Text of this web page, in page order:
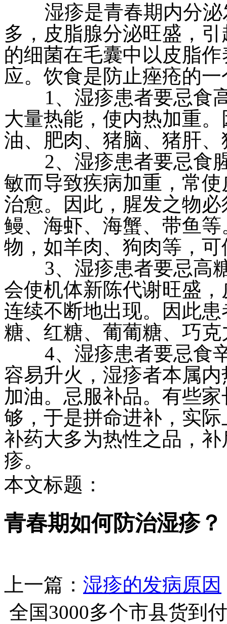
湿疹是青春期内分泌
多，皮脂腺分泌旺盛，
的细菌在毛囊中以皮脂
应。饮食是防止痤疮的
1、湿疹患者要忌食高
大量热能，使内热加重
油、肥肉、猪脑、猪肝
2、湿疹患者要忌食腥
敏而导致疾病加重，常
治愈。因此，腥发之物
鳗、海虾、海蟹、带鱼
物，如羊肉、狗肉等，
3、湿疹患者要忌高糖
会使机体新陈代谢旺盛
连续不断地出现。因此
糖、红糖、葡葡糖、巧
4、湿疹患者要忌食辛
容易升火，湿疹者本属
加油。忌服补品。有些
够，于是拼命进补，实
补药大多为热性之品，
疹。
本文标题：
青春期如何防治湿疹？
上一篇： 湿疹的发病原因
全国3000多个市县货到